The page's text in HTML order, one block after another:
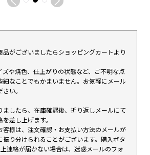
品がございましたらショッピングカートより
や焼色、仕上がりの状態など、ご不明な点
細なことでもかまいません。お気軽にメール
い。
ましたら、在庫確認後、折り返しメールにて
差し上げます。
様は、注文確認・お支払い方法のメールが
振り分けられることがございます。購入ボタ
連絡が届かない場合は、迷惑メールのフォ